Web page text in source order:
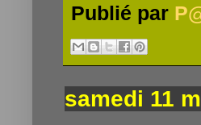
Publié par
samedi 11